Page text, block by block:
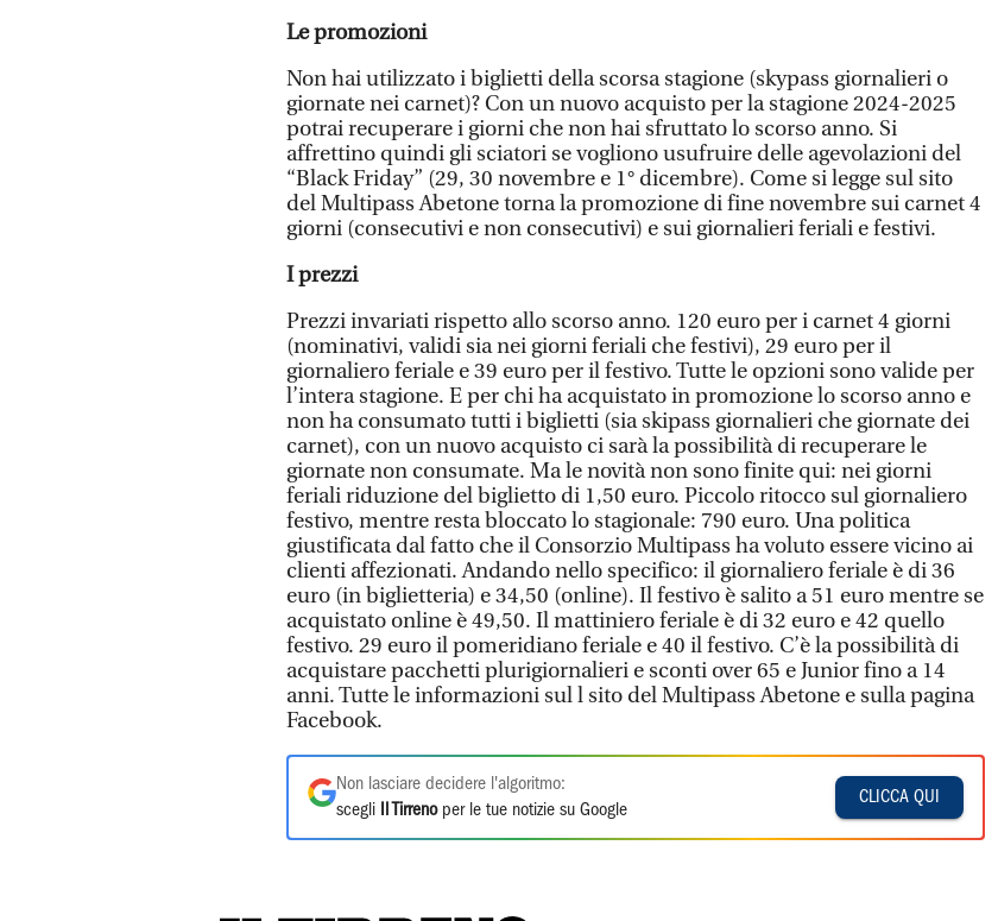
Le promozioni
Non hai utilizzato i biglietti della scorsa stagione (skypass giornalieri o
giornate nei carnet)? Con un nuovo acquisto per la stagione 2024-2025
potrai recuperare i giorni che non hai sfruttato lo scorso anno. Si
affrettino quindi gli sciatori se vogliono usufruire delle agevolazioni del
“Black Friday” (29, 30 novembre e 1° dicembre). Come si legge sul sito
del Multipass Abetone torna la promozione di fine novembre sui carnet 4
giorni (consecutivi e non consecutivi) e sui giornalieri feriali e festivi.
I prezzi
Prezzi invariati rispetto allo scorso anno. 120 euro per i carnet 4 giorni
(nominativi, validi sia nei giorni feriali che festivi), 29 euro per il
giornaliero feriale e 39 euro per il festivo. Tutte le opzioni sono valide per
l’intera stagione. E per chi ha acquistato in promozione lo scorso anno e
non ha consumato tutti i biglietti (sia skipass giornalieri che giornate dei
carnet), con un nuovo acquisto ci sarà la possibilità di recuperare le
giornate non consumate. Ma le novità non sono finite qui: nei giorni
feriali riduzione del biglietto di 1,50 euro. Piccolo ritocco sul giornaliero
festivo, mentre resta bloccato lo stagionale: 790 euro. Una politica
giustificata dal fatto che il Consorzio Multipass ha voluto essere vicino ai
clienti affezionati. Andando nello specifico: il giornaliero feriale è di 36
euro (in biglietteria) e 34,50 (online). Il festivo è salito a 51 euro mentre se
acquistato online è 49,50. Il mattiniero feriale è di 32 euro e 42 quello
festivo. 29 euro il pomeridiano feriale e 40 il festivo. C’è la possibilità di
acquistare pacchetti plurigiornalieri e sconti over 65 e Junior fino a 14
anni. Tutte le informazioni sul l sito del Multipass Abetone e sulla pagina
Facebook.
Non lasciare decidere l'algoritmo:
scegli
Il Tirrenoper le tue notizie su Google
CLICCA QUI